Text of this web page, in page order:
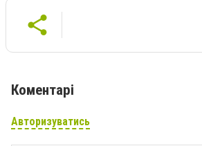
Коментарі
Авторизуватись